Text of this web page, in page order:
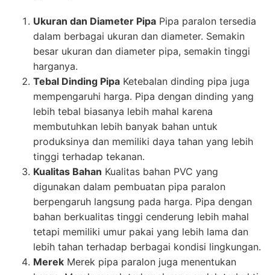
Ukuran dan Diameter Pipa Pipa paralon tersedia
dalam berbagai ukuran dan diameter. Semakin
besar ukuran dan diameter pipa, semakin tinggi
harganya.
Tebal Dinding Pipa Ketebalan dinding pipa juga
mempengaruhi harga. Pipa dengan dinding yang
lebih tebal biasanya lebih mahal karena
membutuhkan lebih banyak bahan untuk
produksinya dan memiliki daya tahan yang lebih
tinggi terhadap tekanan.
Kualitas Bahan Kualitas bahan PVC yang
digunakan dalam pembuatan pipa paralon
berpengaruh langsung pada harga. Pipa dengan
bahan berkualitas tinggi cenderung lebih mahal
tetapi memiliki umur pakai yang lebih lama dan
lebih tahan terhadap berbagai kondisi lingkungan.
Merek Merek pipa paralon juga menentukan